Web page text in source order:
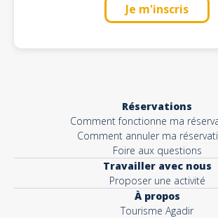
Je m'inscris
Réservations
Comment fonctionne ma
Comment annuler ma
Foire aux questions
Travailler avec nous
Proposer une activité
À propos
Tourisme Agadir